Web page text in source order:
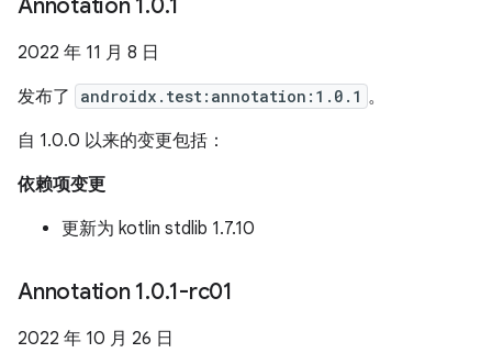
Annotation 1.0.1
2022 年 11 月 8 日
发布了
androidx.test:annotation:1.0.1 。
自 1.0.0 以来的变更包括：
依赖项变更
更新为 kotlin stdlib 1.7.10
Annotation 1.0.1-rc01
2022 年 10 月 26 日